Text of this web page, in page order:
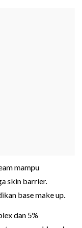
mampu
skin barrier.
base make up.
dan 5%